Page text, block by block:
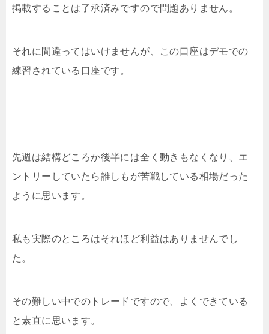
掲載することは了承済みですので問題ありません。
それに間違ってはいけませんが、この口座はデモでの
練習されている口座です。
先週は結構どころか後半には全く動きもなくなり、エ
ントリーしていたら誰しもが苦戦している相場だった
ように思います。
私も実際のところはそれほど利益はありませんでし
た。
その難しい中でのトレードですので、よくできている
と素直に思います。